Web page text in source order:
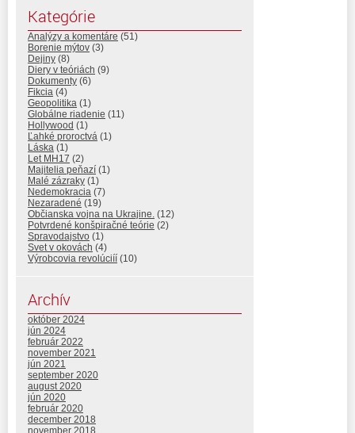
Kategórie
Analýzy a komentáre (51)
Borenie mýtov (3)
Dejiny (8)
Diery v teóriách (9)
Dokumenty (6)
Fikcia (4)
Geopolitika (1)
Globálne riadenie (11)
Hollywood (1)
Ľahké proroctvá (1)
Láska (1)
Let MH17 (2)
Majitelia peňazí (1)
Malé zázraky (1)
Nedemokracia (7)
Nezaradené (19)
Občianska vojna na Ukrajine. (12)
Potvrdené konšpiračné teórie (2)
Spravodajstvo (1)
Svet v okovách (4)
Výrobcovia revolúciíí (10)
Archív
október 2024
jún 2024
február 2022
november 2021
jún 2021
september 2020
august 2020
jún 2020
február 2020
december 2018